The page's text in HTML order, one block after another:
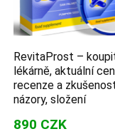
RevitaProst –
lékárně, aktuální
recenze a
názory, složení
890 CZK